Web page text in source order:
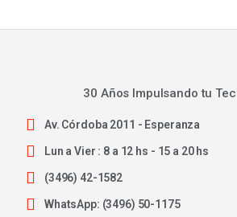
30 Años Impulsando tu
Av. Córdoba 2011 - Esperanza
Lun a Vier : 8 a 12 hs - 15 a 20 hs
(3496) 42-1582
WhatsApp: (3496) 50-1175